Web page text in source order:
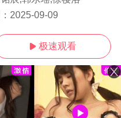
2025-09-09
 极速观看